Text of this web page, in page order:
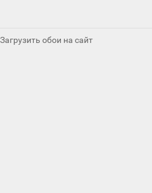
Загрузить обои на сайт